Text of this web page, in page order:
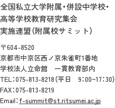
全国私立大学附属・併設中学校・
高等学校教育研究集会
実施連盟（附属校サミット）
〒604-8520
京都市中京区西ノ京朱雀町1番地
学校法人立命館 一貫教育部内
TEL：075-813-8218（平日 9：00~17：30）
FAX：075-813-8219
Email：f-summit@st.ritsumei.ac.jp